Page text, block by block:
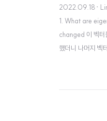
2022.09.18 ·
1. What are
changed 이 벡터
했더니 나머지